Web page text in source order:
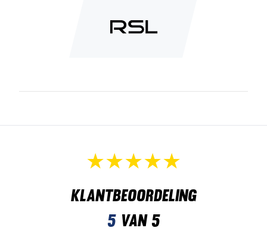
Klantbeoordeling
5van 5